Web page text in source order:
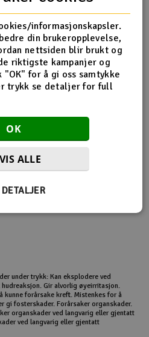
venn Anmeldelser
til RC-biler. Hver boks
innsiden, hold sprayboksen
lakken er tørket, kan du
den kan uten problemer bli
under trykk: Kan eksplodere ved
Gir alvorlig øyeirritasjon.
kunne forårsake kreft. Mistenkes for å
gi fosterskader. Forårsaker organskader.
organskader ved langvarig eller gjentatt
ved langvarig eller gjentatt
informasjonskapsler.
din brukeropplevelse,
nettsiden blir brukt og
riktigste kampanjer og
for å gi oss samtykke
trykk se detaljer for full
OK
ALLE